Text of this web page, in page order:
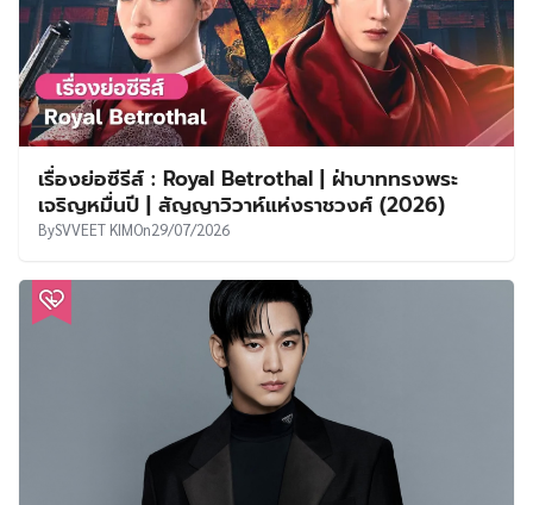
เรื่องย่อซีรีส์ : Royal Betrothal | ฝ่าบาททรงพระ
เจริญหมื่นปี | สัญญาวิวาห์แห่งราชวงศ์ (2026)
BySVVEET KIMOn29/07/2026